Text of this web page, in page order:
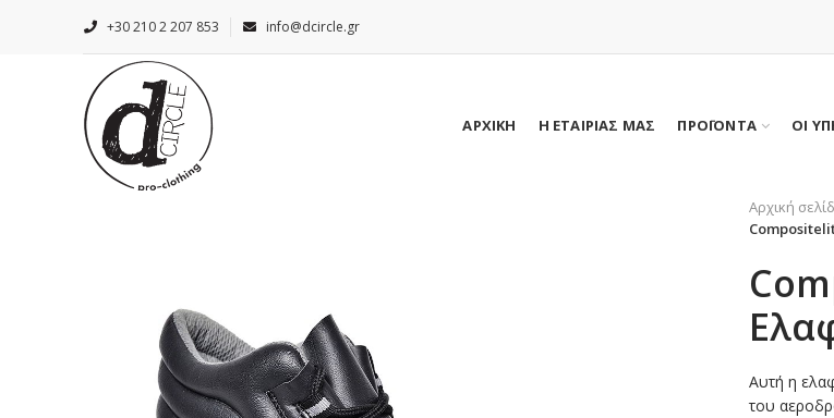
+30 210 2 207 853 info@dcircle.gr
ΑΡΧΙΚΗ Η ΕΤΑΙΡΙΑΣ ΜΑΣ ΠΡΟΪΟΝΤΑ ΟΙ
Αρχική
Αυτή η
του